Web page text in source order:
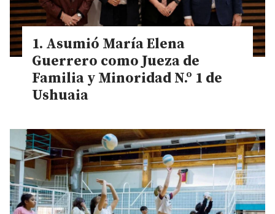
Asumió María Elena
Guerrero como Jueza de
Familia y Minoridad N.º 1 de
Ushuaia